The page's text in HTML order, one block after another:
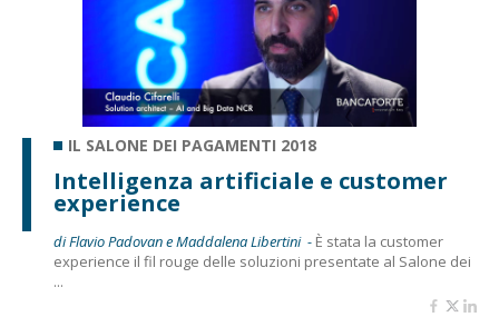
IL SALONE DEI PAGAMENTI 2018
Intelligenza artificiale e customer
experience
di Flavio Padovan e Maddalena Libertini - È stata la customer
experience il fil rouge delle soluzioni presentate al Salone dei
...